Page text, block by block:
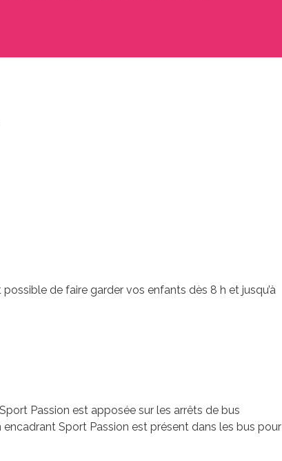
de faire garder vos enfants dès 8 h et jusqu’à
Passion est apposée sur les arrêts de bus
Sport Passion est présent dans les bus pour